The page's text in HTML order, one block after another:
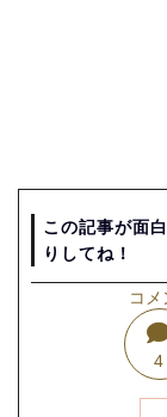
この記事が面
りしてね！
コメ
4